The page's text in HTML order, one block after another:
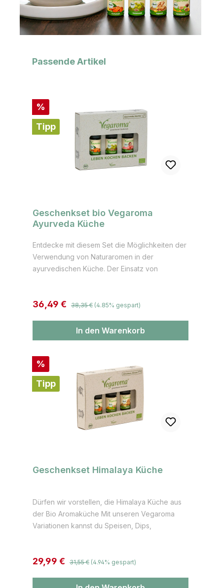
Produktgalerie überspringen
Passende Artikel
Rabatt
%
Tipp
Geschenkset bio Vegaroma
Ayurveda Küche
Entdecke mit diesem Set die Möglichkeiten der
Verwendung von Naturaromen in der
ayurvedischen Küche. Der Einsatz von
elementarer Bestandteil. Hier können die
Gewürze ergänzen oder ersetzen. Inhalt: 1 x
Kurkumaöl bio Vegaroma1x Kardamomöl bio
Vegaroma Rezeptkarte "Naturaromen in der
Ayurvedischen Küche"
Verkaufspreis:
36,49 € Regulärer Preis:
38,35 € (4.85% gespart)
In den Warenkorb
Rabatt
%
Tipp
Geschenkset Himalaya Küche
Dürfen wir vorstellen, die Himalaya Küche aus
der Bio Aromaküche Mit unseren Vegaroma
Variationen kannst du Speisen, Dips,
ein in die Geschmacks -
Geschenkverpackung aus Graspapier Inhalt: 1 x
Verkaufspreis:
29,99 € Regulärer Preis:
31,55 € (4.94% gespart)